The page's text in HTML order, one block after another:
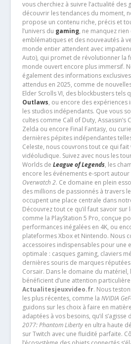
vous cherchiez à suivre l’actualité des
découvrir les tendances du moment,
propose un contenu riche, précis et
l’univers du gaming, ne manquez
emblématiques et des nouveautés à
monde entier attendent avec
Auto), qui promet de révolutionner la
monde ouvert encore plus immersif.
également des informations
attendus en 2025, comme de
Elder Scrolls VI, des blockbusters tels
Outlaws, ou encore des expériences
les studios indépendants. Que vous
cultes comme Call of Duty, Assassin’s
Zelda ou encore Final Fantasy, ou
dernières pépites indépendantes
Celeste, nous couvrons tout ce qui fait
vidéoludique. Suivez avec nous les
Worlds de League of Legends, les
encore les événements e-sport autour
Overwatch 2. Ce domaine en plein
des millions de passionnés à travers
occupent une place centrale dans
Découvrez tout ce qu’il faut savoir
comme la PlayStation 5 Pro, conçue
performances inégalées en 4K, ou
plateformes Xbox et Nintendo. Nous
accessoires indispensables pour une
optimale : casques gaming, claviers
dernières souris de marques
Corsair. Dans le domaine du matériel,
bénéficient d’une attention
Actualitesjeuxvideo.fr. Nous
les plus récentes, comme la NVIDIA
guidons sur les choix à faire en
adaptées à vos besoins, qu’il s’agisse
2077: Phantom Libertyen ultra haute
sur Twitch avec une fluidité parfaite.